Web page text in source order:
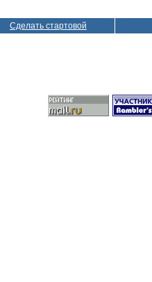
Сделать стартовой